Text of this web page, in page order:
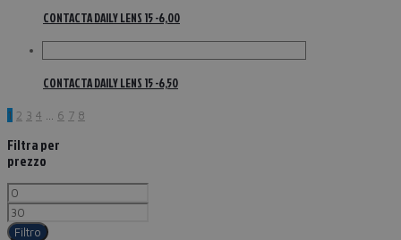
CONTACTA DAILY LENS 15 -6,00
CONTACTA DAILY LENS 15 -6,50
1 2 3 4 6 7 8
Filtra per
prezzo
Filtro